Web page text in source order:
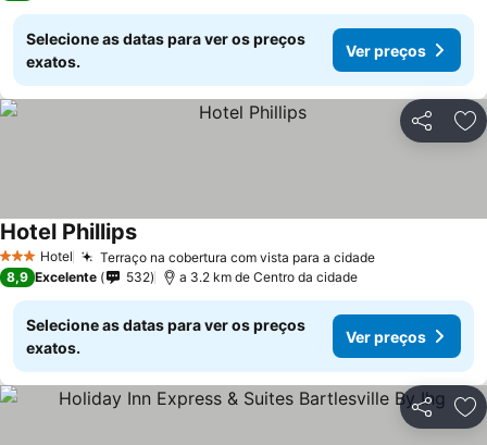
Selecione as datas para ver os preços
exatos.
Ver preços
Partilhar
3 EstrelasHotel Terraço na cobertura com vista para a cidadeVer preços
Hotel PhillipsVer preços
8,9 Excelente 532 a 3.2 km de Centro da cidade
Selecione as datas para ver os preços
exatos.
Ver preços
Partilhar